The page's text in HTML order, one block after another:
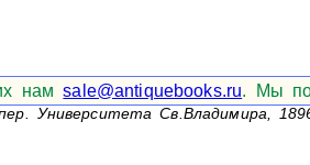
намsale@antiquebooks.ru. Мы
Университета Св.Владимира,